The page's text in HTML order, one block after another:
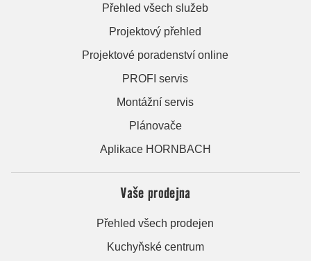
Přehled všech služeb
Projektový přehled
Projektové poradenství online
PROFI servis
Montážní servis
Plánovače
Aplikace HORNBACH
Vaše prodejna
Přehled všech prodejen
Kuchyňské centrum